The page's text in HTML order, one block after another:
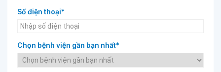
Số điện thoại*
Chọn bệnh viện gần bạn nhất*